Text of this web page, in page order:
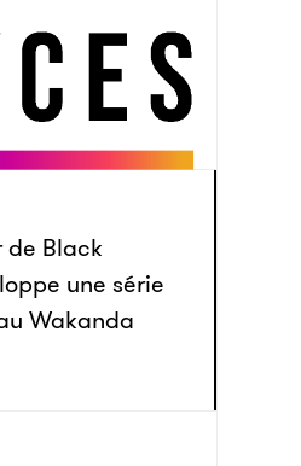
de Black
une série
Wakanda